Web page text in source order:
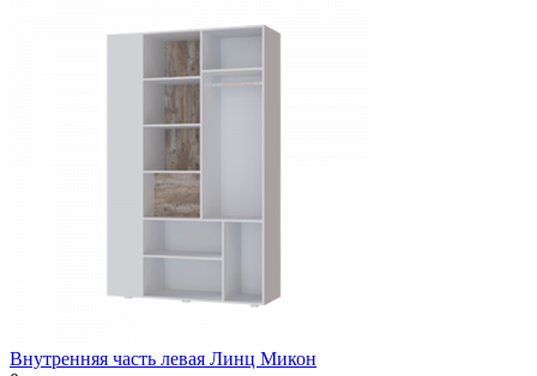
Внутренняя часть левая Линц Микон